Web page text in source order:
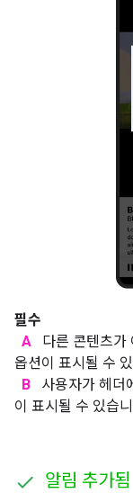
필수
A
다른 콘텐츠가
옵션이 표시될 수
B
사용자가 헤더
이 표시될 수 있습
알림 추가됨